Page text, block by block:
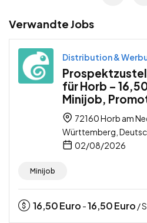
Verwandte Jobs
Distribution &
für Horb –
Minijob,
72160 Horb am
Württemberg,
02/08/2026
Minijob
16,50Euro -16,50Euro /